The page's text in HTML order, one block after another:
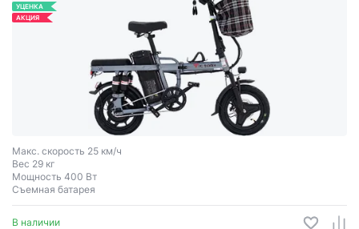
УЦЕНКА
АКЦИЯ
Макс. скорость 25 км/ч
Вес 29 кг
Мощность 400 Вт
Съемная батарея
В наличии